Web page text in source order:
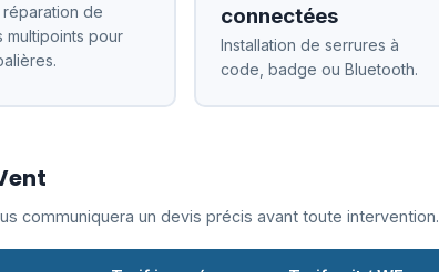
de
multipoints pour
connectées
Installation de serrures à
code, badge ou Bluetooth.
communiquera un devis précis avant toute intervention.